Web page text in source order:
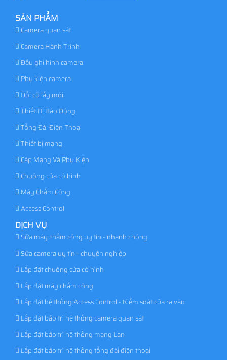
SẢN PHẨM
Camera quan sát
Camera Hành Trình
Đầu ghi hình camera
Phụ kiện camera
Đổi cũ lấy mới
Thiết Bị Báo Động
Tổng Đài Điện Thoại
Thiết bị mạng
Cáp Mạng Và Phụ Kiện
Chuông cửa có hình
Máy Chấm Công
Access Control
DỊCH VỤ
Sửa máy chấm công uy tín - nhanh chóng
Sửa camera uy tín - chuyên nghiệp
Lắp đặt chuông cửa có hình
Lắp đặt máy chấm công
Lắp đặt hệ thống Access Control - Kiểm soát cửa ra vào
Lắp đặt bảo trì hệ thống camera quan sát
Lắp đặt bảo trì hệ thống mạng Lan
Lắp đặt bảo trì hệ thống tổng đài điện thoại